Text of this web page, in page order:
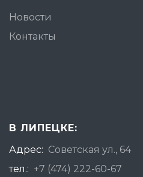
Новости
Контакты
В ЛИПЕЦКЕ:
Адрес: Советская ул., 64
тел.: +7 (474) 222-60-67